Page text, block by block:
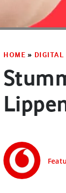
HOME » DIGITAL